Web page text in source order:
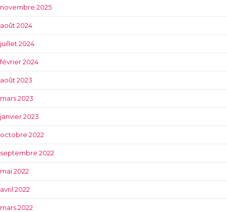
novembre 2025
août 2024
juillet 2024
février 2024
août 2023
mars 2023
janvier 2023
octobre 2022
septembre 2022
mai 2022
avril 2022
mars 2022